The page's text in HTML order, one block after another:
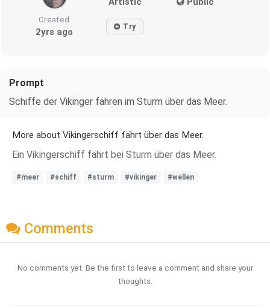
Created
2yrs ago Try
Prompt
Schiffe der Vikinger fahren im Sturm über das Meer.
More about Vikingerschiff fährt über das Meer.
Ein Vikingerschiff fährt bei Sturm über das Meer.
#meer #schiff #sturm #vikinger #wellen
Comments
No comments yet. Be the first to leave a comment and share your
thoughts.